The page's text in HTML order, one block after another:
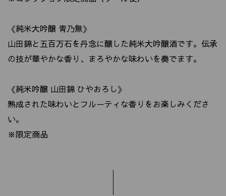
《純米大吟醸 青乃無》
山田錦と五百万石を丹念に醸した純米大吟醸酒です。伝承
の技が華やかな香り、まろやかな味わいを奏でます。
《純米吟醸 山田錦 ひやおろし》
熟成された味わいとフルーティな香りをお楽しみくださ
い。
※限定商品